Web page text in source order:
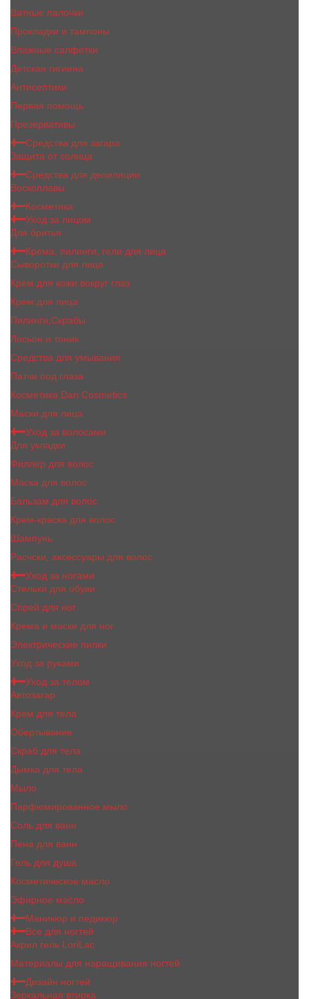
Ватные палочки
Прокладки и тампоны
Влажные салфетки
Детская гигиена
Антисептики
Первая помощь
Презервативы
Средства для загара
Защита от солнца
Средства для депиляции
Воскоплавы
Косметика
Уход за лицом
Для бритья
Крема, пилинги, гели для лица
Сыворотки для лица
Крем для кожи вокруг глаз
Крем для лица
Пилинги,Скрабы
Лосьон и тоник
Средства для умывания
Патчи под глаза
Косметика Dari Cosmetics
Маски для лица
Уход за волосами
Для укладки
Филлер для волос
Маска для волос
Бальзам для волос
Крем-краска для волос
Шампунь
Расчски, аксессуары для волос
Уход за ногами
Стельки для обуви
Спрей для ног
Крема и маски для ног
Электрические пилки
Уход за руками
Уход за телом
Автозагар
Крем для тела
Обертывание
Скраб для тела
Дымка для тела
Мыло
Парфюмированное мыло
Соль для ванн
Пена для ванн
Гель для душа
Косметическое масло
Эфирное масло
Маникюр и педикюр
Все для ногтей
Акрил гель LoriLac
Материалы для наращивания ногтей
Дизайн ногтей
Зеркальная втирка